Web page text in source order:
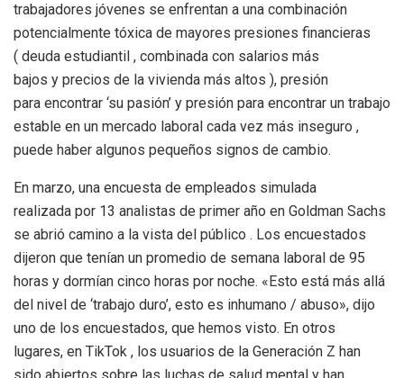
trabajadores jóvenes se enfrentan a una combinación
potencialmente tóxica de mayores presiones financieras
( deuda estudiantil , combinada con salarios más
bajos y precios de la vivienda más altos ), presión
para encontrar ‘su pasión’ y presión para encontrar un trabajo
estable en un mercado laboral cada vez más inseguro ,
puede haber algunos pequeños signos de cambio.
En marzo, una encuesta de empleados simulada
realizada por 13 analistas de primer año en Goldman Sachs
se abrió camino a la vista del público . Los encuestados
dijeron que tenían un promedio de semana laboral de 95
horas y dormían cinco horas por noche. «Esto está más allá
del nivel de ‘trabajo duro’, esto es inhumano / abuso», dijo
uno de los encuestados, que hemos visto. En otros
lugares, en TikTok , los usuarios de la Generación Z han